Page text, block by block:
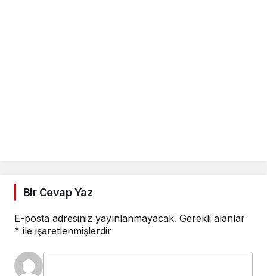
Bir Cevap Yaz
E-posta adresiniz yayınlanmayacak. Gerekli alanlar
* ile işaretlenmişlerdir